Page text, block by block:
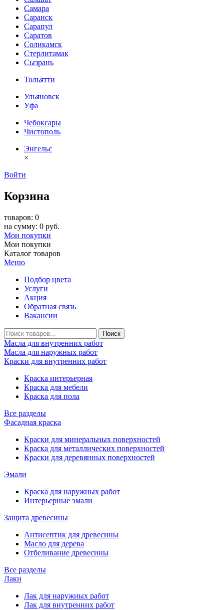
Самара
Саранск
Сарапул
Саратов
Соликамск
Стерлитамак
Сызрань
Тольятти
Ульяновск
Уфа
Чебоксары
Чистополь
Энгельс
×
Войти
Корзина
товаров: 0
на сумму: 0 руб.
Мои покупки
Мои покупки
Каталог товаров
Меню
Подбор цвета
Услуги
Акция
Обратная связь
Вакансии
Масла для внутренних работ
Масла для наружных работ
Краски для внутренних работ
Краска интерьерная
Краска для мебели
Краска для пола
Все разделы
Фасадная краска
Краски для минеральных поверхностей
Краска для металлических поверхностей
Краски для деревянных поверхностей
Эмали
Краска для наружных работ
Интерьерные эмали
Защита древесины
Антисептик для древесины
Масло для дерева
Отбеливание древесины
Все разделы
Лаки
Лак для наружных работ
Лак для внутренних работ